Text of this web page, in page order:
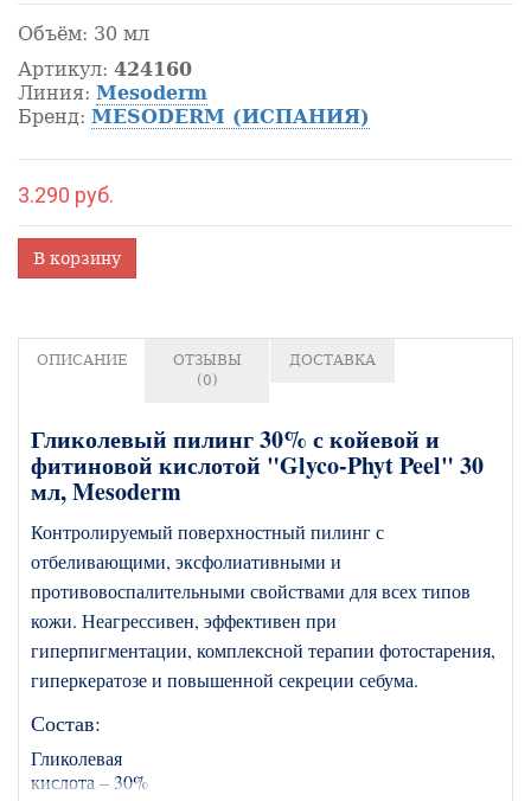
Объём: 30 мл
Артикул: 424160
Линия: Mesoderm
Бренд: MESODERM (ИСПАНИЯ)
3.290 руб.
В корзину
ОПИСАНИЕ
ОТЗЫВЫ
(0)
ДОСТАВКА
Гликолевый пилинг 30% с койевой и
фитиновой кислотой "Glyco-Phyt Peel" 30
мл, Mesoderm
Контролируемый поверхностный пилинг с
отбеливающими, эксфолиативными и
противовоспалительными свойствами для всех типов
кожи. Неагрессивен, эффективен при
гиперпигментации, комплексной терапии фотостарения,
гиперкератозе и повышенной секреции себума.
Состав:
Гликолевая
кислота – 30%